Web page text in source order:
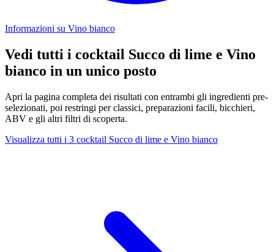
Informazioni su Vino bianco
Vedi tutti i cocktail Succo di lime e Vino
bianco in un unico posto
Apri la pagina completa dei risultati con entrambi gli ingredienti pre-
selezionati, poi restringi per classici, preparazioni facili, bicchieri,
ABV e gli altri filtri di scoperta.
Visualizza tutti i 3 cocktail Succo di lime e Vino bianco